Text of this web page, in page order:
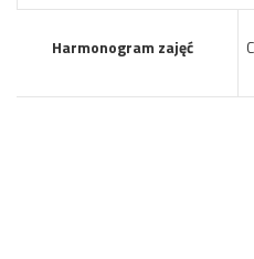
Harmonogram zajęć